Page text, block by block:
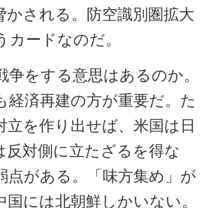
かされる。防空識別圏拡大
カードなのだ。
をする意思はあるのか。
経済再建の方が重要だ。た
立を作り出せば、米国は日
反対側に立たざるを得な
点がある。「味方集め」が
国には北朝鮮しかいない。